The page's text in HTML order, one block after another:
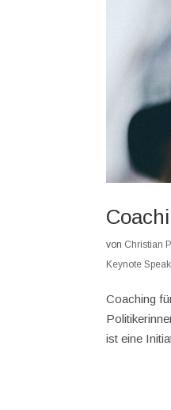
von Christian
Keynote
Coaching
ist eine